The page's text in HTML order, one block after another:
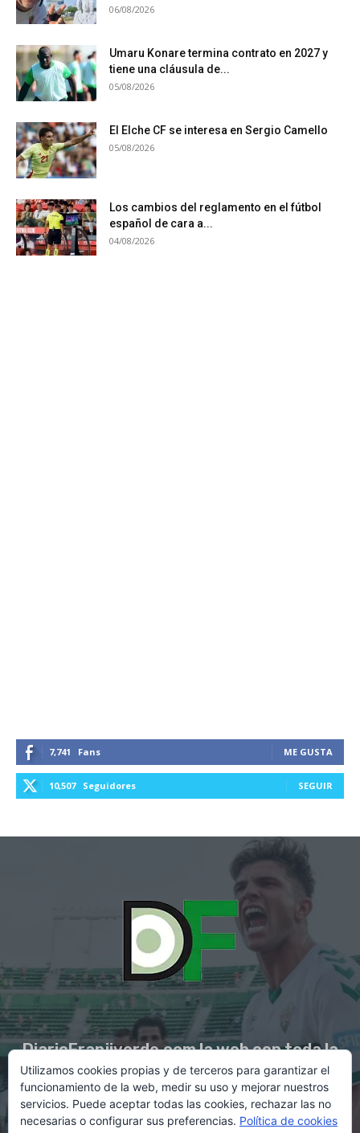
06/08/2026
Umaru Konare termina contrato en 2027 y
tiene una cláusula de...
05/08/2026
El Elche CF se interesa en Sergio Camello
05/08/2026
Los cambios del reglamento en el fútbol
español de cara a...
04/08/2026
7,741 Fans ME GUSTA
10,507 Seguidores SEGUIR
DiarioFranjiverde.com la web con toda la
información del Elche C.F.
Contacto en:diario@franjiverde.com
Utilizamos cookies propias y de terceros para garantizar el
funcionamiento de la web, medir su uso y mejorar nuestros
servicios. Puede aceptar todas las cookies, rechazar las no
necesarias o configurar sus preferencias. Política de cookies